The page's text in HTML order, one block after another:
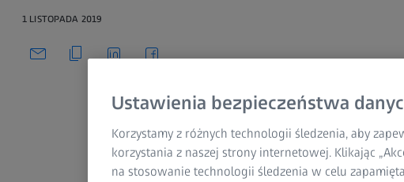
1 LISTOPADA 2019
Ustawienia bezpieczeństwa
Korzystamy z różnych technologii śledzenia, aby
korzystania z naszej strony internetowej. Klikając
na stosowanie technologii śledzenia w celu